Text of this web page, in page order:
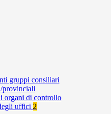
gruppi consiliari
provinciali
organi di controllo
uffici 2